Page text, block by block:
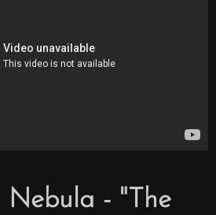
Nebula - "The